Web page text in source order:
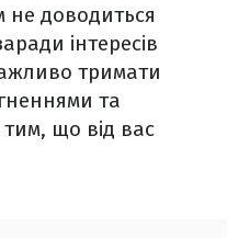
доводиться
інтересів
тримати
та
що від вас